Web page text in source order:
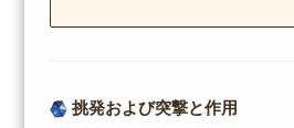
挑発および突撃と作用